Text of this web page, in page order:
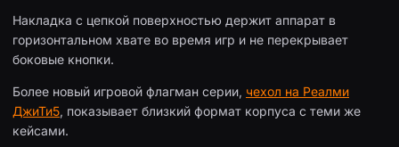
Накладка с цепкой поверхностью держит аппарат в
горизонтальном хвате во время игр и не перекрывает
боковые кнопки.
Более новый игровой флагман серии, чехол на Реалми
ДжиТи5, показывает близкий формат корпуса с теми же
кейсами.